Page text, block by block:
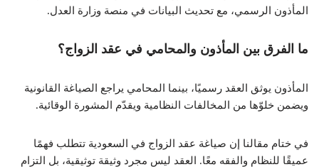
المأذون الرسمي، مع تحديث البيانات في منصة وزارة العدل.
ما الفرق بين المأذون والمحامي في عقد الزواج؟
المأذون يوثق العقد رسميًا، بينما المحامي يراجع الصياغة القانونية
ويضمن خلوّها من المخالفات النظامية ويقدّم المشورة الوقائية.
في ختام مقالنا إن صياغة عقد الزواج في السعودية تتطلب فهمًا
عميقًا للنظام والفقه معًا. العقد ليس مجرد وثيقة توثيقية، بل التزام